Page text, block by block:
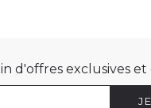
d'offres exclusives et